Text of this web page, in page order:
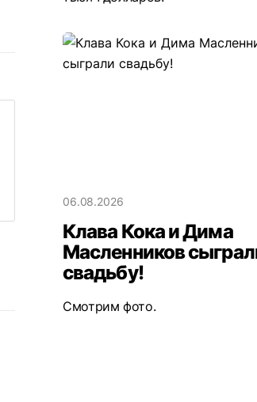
06.08.2026
Клава Кока и Дима
Масленников
свадьбу!
Смотрим фото.